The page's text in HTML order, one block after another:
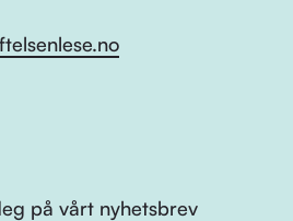
på vårt nyhetsbrev